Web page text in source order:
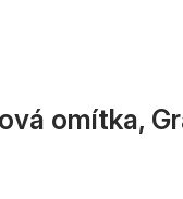
omítka,